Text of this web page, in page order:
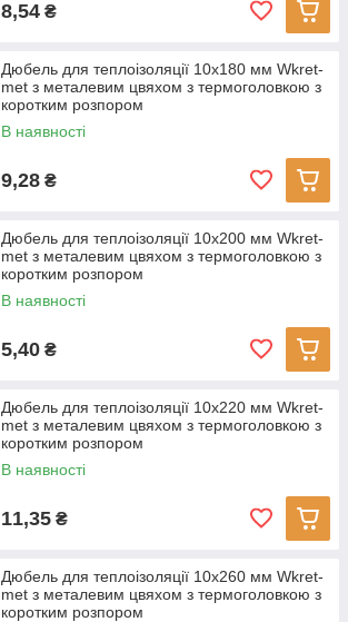
8,54 ₴
Дюбель для теплоізоляції 10х180 мм Wkret-
met з металевим цвяхом з термоголовкою з
коротким розпором
В наявності
9,28 ₴
Дюбель для теплоізоляції 10х200 мм Wkret-
met з металевим цвяхом з термоголовкою з
коротким розпором
В наявності
5,40 ₴
Дюбель для теплоізоляції 10х220 мм Wkret-
met з металевим цвяхом з термоголовкою з
коротким розпором
В наявності
11,35 ₴
Дюбель для теплоізоляції 10х260 мм Wkret-
met з металевим цвяхом з термоголовкою з
коротким розпором